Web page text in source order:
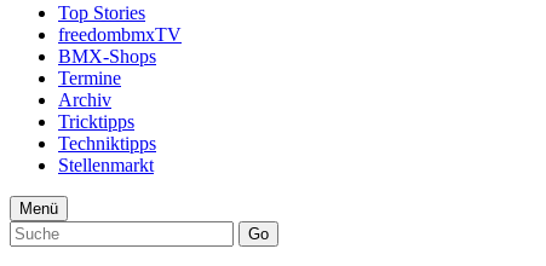
Top Stories
freedombmxTV
BMX-Shops
Termine
Archiv
Tricktipps
Techniktipps
Stellenmarkt
Menü
Go